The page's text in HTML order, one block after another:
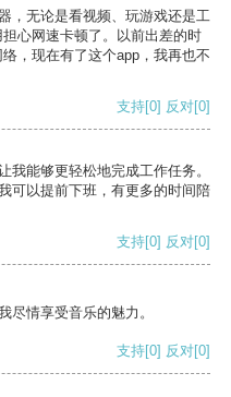
，无论是看视频、玩游戏还是工
心网速卡顿了。以前出差的时
，现在有了这个app，我再也不
支持[0] 反对[0]
我能够更轻松地完成工作任务。
可以提前下班，有更多的时间陪
支持[0] 反对[0]
尽情享受音乐的魅力。
支持[0] 反对[0]